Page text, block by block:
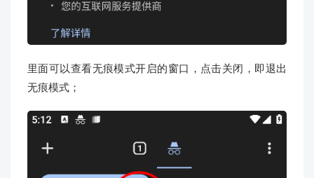
里面可以查看无痕模式开启的窗口，点击关闭，即退出
无痕模式；